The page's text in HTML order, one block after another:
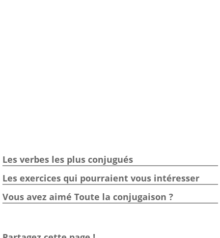
Les verbes les plus conjugués
Les exercices qui pourraient vous intéresser
Vous avez aimé Toute la conjugaison ?